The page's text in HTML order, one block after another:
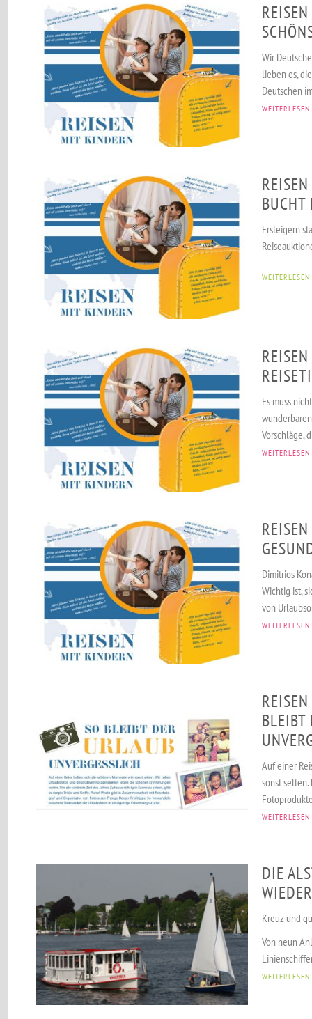
Wir
lieben es,
Deutschen
WEITERLESEN
Ersteigern
WEITERLESEN
Es muss
Vorschläge,
WEITERLESEN
Dimitrios
Wichtig ist,
von
WEITERLESEN
BLEIBT
Auf einer
sonst
WEITERLESEN
DIE
Kreuz und
Von neun
WEITERLESEN